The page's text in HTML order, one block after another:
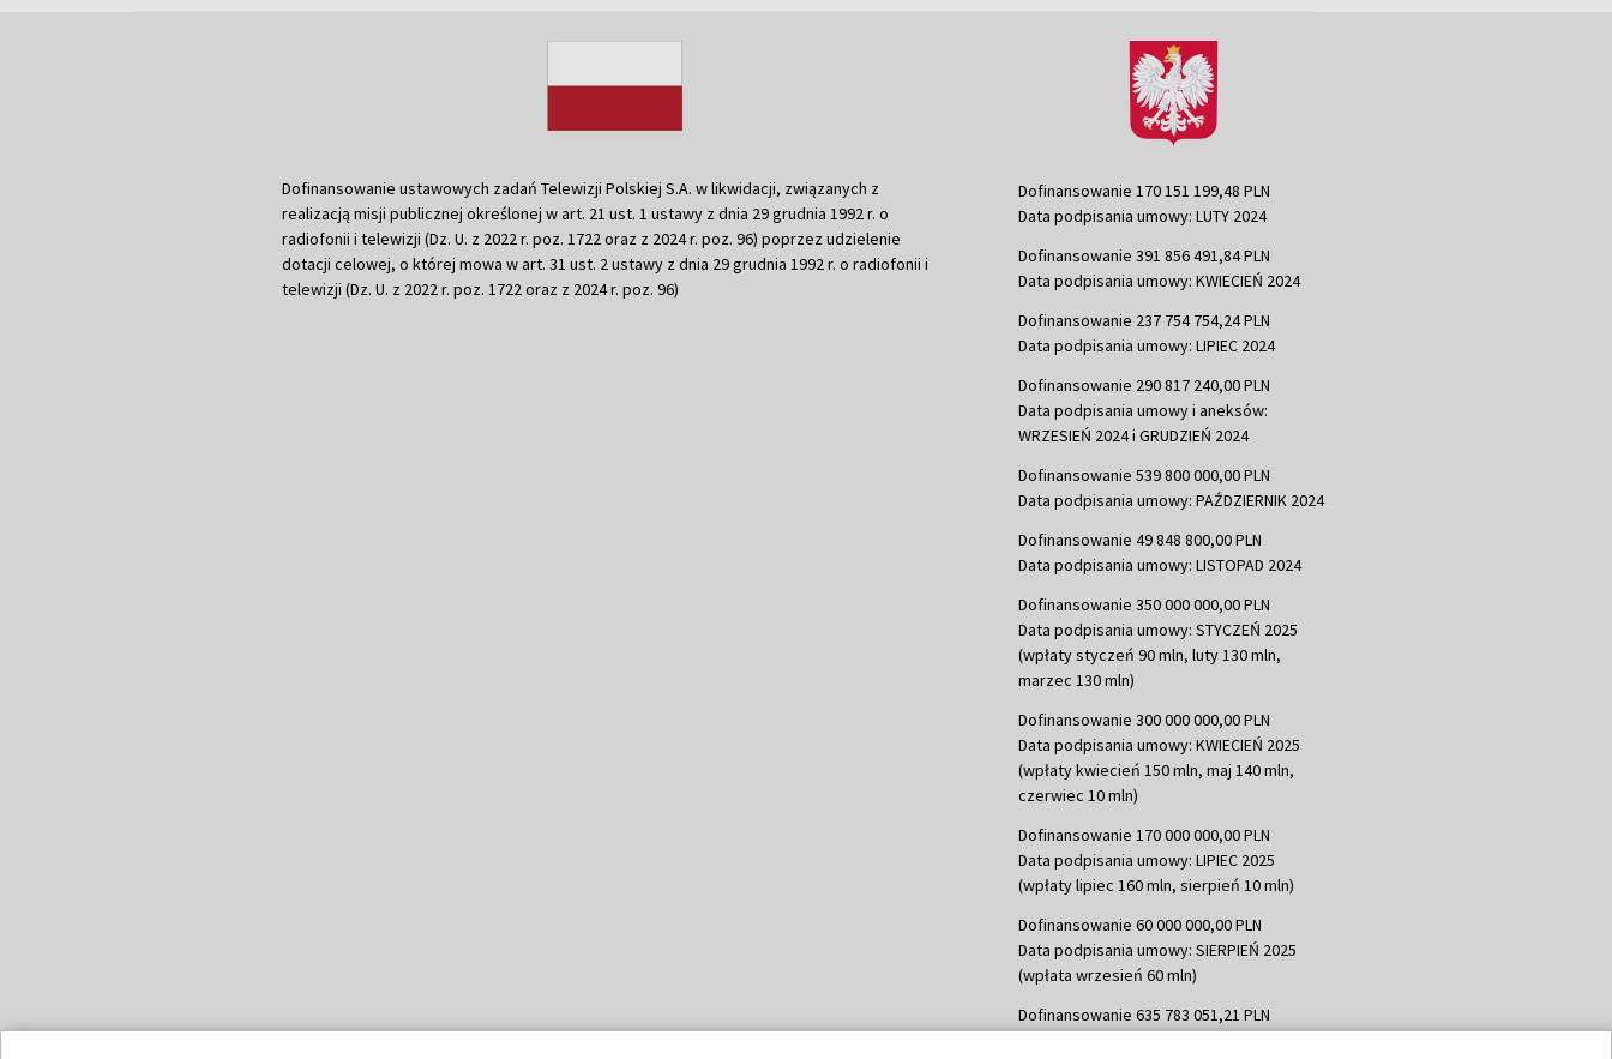
Dofinansowanie ustawowych zadań Telewizji Polskiej S.A. w likwidacji, związanych z
realizacją misji publicznej określonej w art. 21 ust. 1 ustawy z dnia 29 grudnia 1992 r. o
radiofonii i telewizji (Dz. U. z 2022 r. poz. 1722 oraz z 2024 r. poz. 96) poprzez udzielenie
dotacji celowej, o której mowa w art. 31 ust. 2 ustawy z dnia 29 grudnia 1992 r. o radiofonii i
telewizji (Dz. U. z 2022 r. poz. 1722 oraz z 2024 r. poz. 96)
Dofinansowanie 170 151 199,48 PLN
Data podpisania umowy: LUTY 2024
Dofinansowanie 391 856 491,84 PLN
Data podpisania umowy: KWIECIEŃ 2024
Dofinansowanie 237 754 754,24 PLN
Data podpisania umowy: LIPIEC 2024
Dofinansowanie 290 817 240,00 PLN
Data podpisania umowy i aneksów:
WRZESIEŃ 2024 i GRUDZIEŃ 2024
Dofinansowanie 539 800 000,00 PLN
Data podpisania umowy: PAŹDZIERNIK 2024
Dofinansowanie 49 848 800,00 PLN
Data podpisania umowy: LISTOPAD 2024
Dofinansowanie 350 000 000,00 PLN
Data podpisania umowy: STYCZEŃ 2025
(wpłaty styczeń 90 mln, luty 130 mln,
marzec 130 mln)
Dofinansowanie 300 000 000,00 PLN
Data podpisania umowy: KWIECIEŃ 2025
(wpłaty kwiecień 150 mln, maj 140 mln,
czerwiec 10 mln)
Dofinansowanie 170 000 000,00 PLN
Data podpisania umowy: LIPIEC 2025
(wpłaty lipiec 160 mln, sierpień 10 mln)
Dofinansowanie 60 000 000,00 PLN
Data podpisania umowy: SIERPIEŃ 2025
(wpłata wrzesień 60 mln)
Dofinansowanie 635 783 051,21 PLN